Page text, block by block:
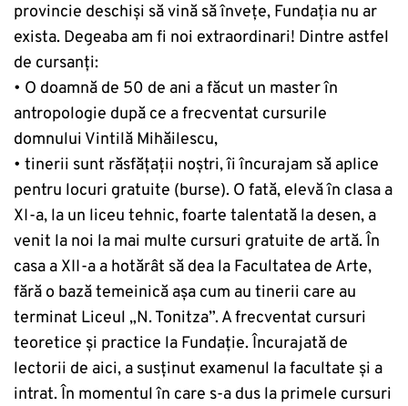
provincie deschiși să vină să învețe, Fundația nu ar
exista. Degeaba am fi noi extraordinari! Dintre astfel
de cursanți:
• O doamnă de 50 de ani a făcut un master în
antropologie după ce a frecventat cursurile
domnului Vintilă Mihăilescu,
• tinerii sunt răsfățații noștri, îi încurajam să aplice
pentru locuri gratuite (burse). O fată, elevă în clasa a
XI-a, la un liceu tehnic, foarte talentată la desen, a
venit la noi la mai multe cursuri gratuite de artă. În
casa a XII-a a hotărât să dea la Facultatea de Arte,
fără o bază temeinică așa cum au tinerii care au
terminat Liceul „N. Tonitza”. A frecventat cursuri
teoretice și practice la Fundație. Încurajată de
lectorii de aici, a susținut examenul la facultate și a
intrat. În momentul în care s-a dus la primele cursuri